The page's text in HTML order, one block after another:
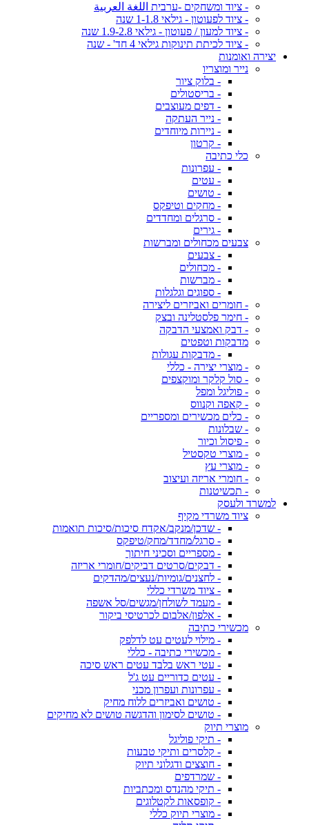
- ציוד ומשחקים -ערבית اللغة العربية
- ציוד לפעוטון - גילאי 1-1.8 שנה
- ציוד למעון / פעוטון - גילאי 1.9-2.8 שנה
- ציוד לכיתת תינוקות גילאי 4 חד' - שנה
יצירה ואומנות
נייר ומוצריו
- בלוק ציור
- בריסטולים
- דפים מעוצבים
- נייר העתקה
- ניירות מיוחדים
- קרטון
כלי כתיבה
- עפרונות
- עטים
- טושים
- מחקים וטיפקס
- סרגלים ומחדדים
- גירים
צבעים מכחולים ומברשות
- צבעים
- מכחולים
- מברשות
- ספוגים וגלגלות
- חומרים ואביזרים ליצירה
- חימר פלסטלינה ובצק
- דבק ואמצעי הדבקה
מדבקות וטפטים
- מדבקות עגולות
- מוצרי יצירה - כללי
- סול קלקר ומוקצפים
- פוליגל ומפל
- קאפה וקנווס
- כלים מכשירים ומספריים
- שבלונות
- פיסול וכיור
- מוצרי טקסטיל
- מוצרי עץ
- חומרי אריזה ועיצוב
- תכשיטנות
למשרד ולעסק
ציוד משרדי מקיף
- שדכן/מנקב/אקדח סיכות/סיכות תואמות
- סרגל/מחדד/מחק/טיפקס
- מספריים וסכיני חיתוך
- דבקים/סרטים דביקים/חומרי אריזה
- לחצנים/גומיות/נעצים/מהדקים
- ציוד משרדי כללי
- מעמד לשולחן/מגשים/סל אשפה
- אלפון/אלבום לכרטיסי ביקור
מכשירי כתיבה
- מילוי לעטים עט לדלפק
- מכשירי כתיבה - כללי
- עטי ראש בלבד עטים ראש סיכה
- עטים כדוריים עט ג'ל
- עפרונות ועפרון מכני
- טושים ואביזרים ללוח מחיק
- טושים לסימון והדגשה טושים לא מחיקים
מוצרי תיוק
- תיקי פוליגל
- קלסרים ותיקי טבעות
- חוצצים ודגלוני תיוק
- שמרדפים
- תיקי מהנדס ומכתביות
- קופסאות לקטלוגים
- מוצרי תיוק כללי